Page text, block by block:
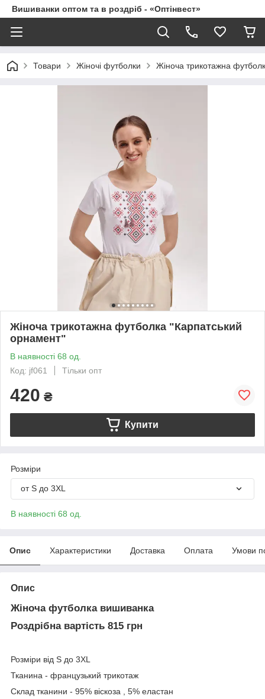
Вишиванки оптом та в роздріб - «Оптінвест»
Товари Жіночі футболки Жіноча трикотажна
Жіноча трикотажна футболка "Карпатський
орнамент"
В наявності 68 од.
Код: jf061
Тільки опт
420 ₴
Купити
Розміри
от S до 3XL
В наявності 68 од.
Опис Характеристики Доставка Оплата Умови
Опис
Жіноча футболка вишиванка
Роздрібна вартість 815 грн
Розміри від S до 3XL
Тканина - французький трикотаж
Склад тканини - 95% віскоза , 5% еластан